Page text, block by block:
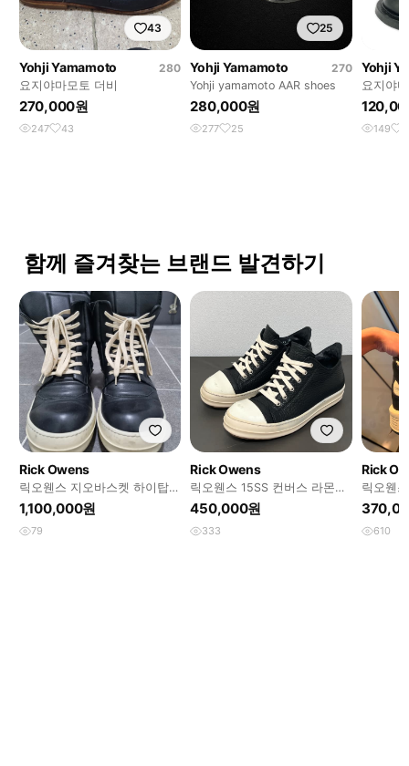
43
Yohji Yamamoto
280
요지야마모토 더비
270,000원
247 43
25
Yohji Yamamoto
270
Yohji yamamoto AAR shoes
280,000원
277 25
Yohji
요지야
149
함께 즐겨찾는 브랜드 발견하기
Rick Owens
릭오웬스 지오바스켓 하이탑
42 사이즈 270
1,100,000원
79
Rick Owens
릭오웬스 15SS 컨버스 라몬즈
로우 LSAP
450,000원
333
Rick
릭오웬
랙 하이
610